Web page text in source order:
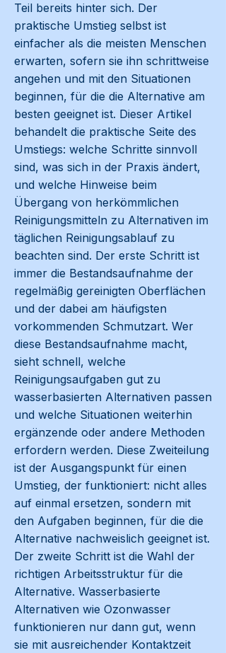
Teil bereits hinter sich. Der
praktische Umstieg selbst ist
einfacher als die meisten Menschen
erwarten, sofern sie ihn schrittweise
angehen und mit den Situationen
beginnen, für die die Alternative am
besten geeignet ist. Dieser Artikel
behandelt die praktische Seite des
Umstiegs: welche Schritte sinnvoll
sind, was sich in der Praxis ändert,
und welche Hinweise beim
Übergang von herkömmlichen
Reinigungsmitteln zu Alternativen im
täglichen Reinigungsablauf zu
beachten sind. Der erste Schritt ist
immer die Bestandsaufnahme der
regelmäßig gereinigten Oberflächen
und der dabei am häufigsten
vorkommenden Schmutzart. Wer
diese Bestandsaufnahme macht,
sieht schnell, welche
Reinigungsaufgaben gut zu
wasserbasierten Alternativen passen
und welche Situationen weiterhin
ergänzende oder andere Methoden
erfordern werden. Diese Zweiteilung
ist der Ausgangspunkt für einen
Umstieg, der funktioniert: nicht alles
auf einmal ersetzen, sondern mit
den Aufgaben beginnen, für die die
Alternative nachweislich geeignet ist.
Der zweite Schritt ist die Wahl der
richtigen Arbeitsstruktur für die
Alternative. Wasserbasierte
Alternativen wie Ozonwasser
funktionieren nur dann gut, wenn
sie mit ausreichender Kontaktzeit